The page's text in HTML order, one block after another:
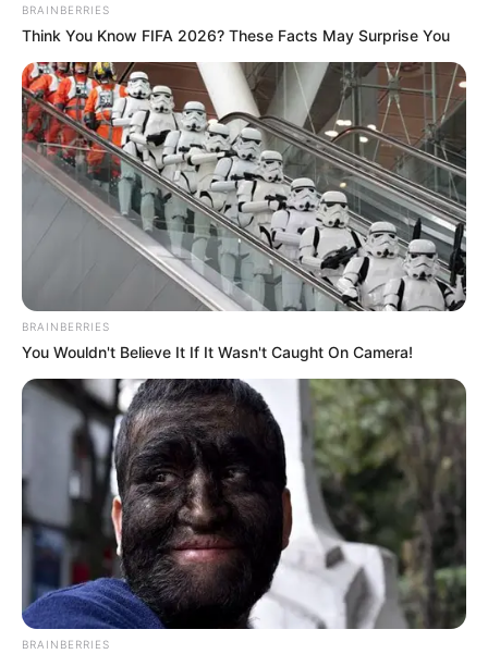
To Steamy To Stream? Not For The Bridgertons! 9
Must-See Scenes
BRAINBERRIES
Top 8 Movies Based On Real Life. You Have To Watch
BRAINBERRIES
BRAINBERRIES
Think You Know FIFA 2026? These Facts May Surprise You
BRAINBERRIES
You Wouldn't Believe It If It Wasn't Caught On Camera!
BRAINBERRIES